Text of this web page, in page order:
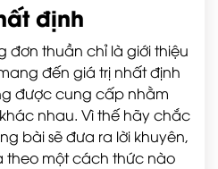
định
đơn thuần chỉ là giới thiệu
đến giá trị nhất định
được cung cấp nhằm
nhau. Vì thế hãy chắc
bài sẽ đưa ra lời khuyên,
theo một cách thức nào